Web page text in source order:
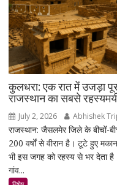
कुलधरा: एक रात में उजड़ा
राजस्थान का सबसे
July 2, 2026 Abhishek
राजस्थान: जैसलमेर जिले के बीचों-
200 वर्षों से वीरान है। टूटे हुए
भी इस जगह को रहस्य से भर देता
गांव...